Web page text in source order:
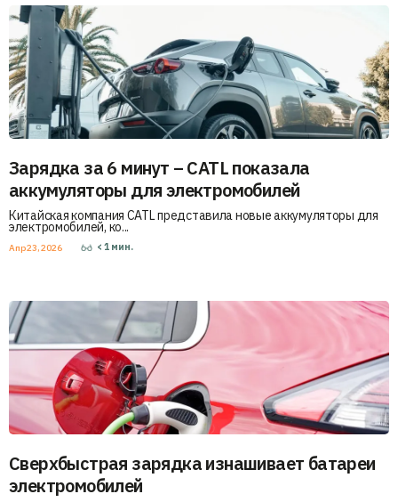
Зарядка за 6 минут – CATL показала
аккумуляторы для электромобилей
Китайская компания CATL представила новые аккумуляторы для
электромобилей, ко...
Апр 23, 2026 < 1 мин.
Сверхбыстрая зарядка изнашивает батареи
электромобилей